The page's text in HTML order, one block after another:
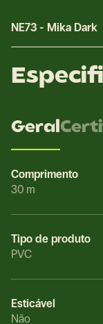
NE73 - Mika Dark
Geral
Comprimento
30 m
Tipo de produto
PVC
Esticável
Não